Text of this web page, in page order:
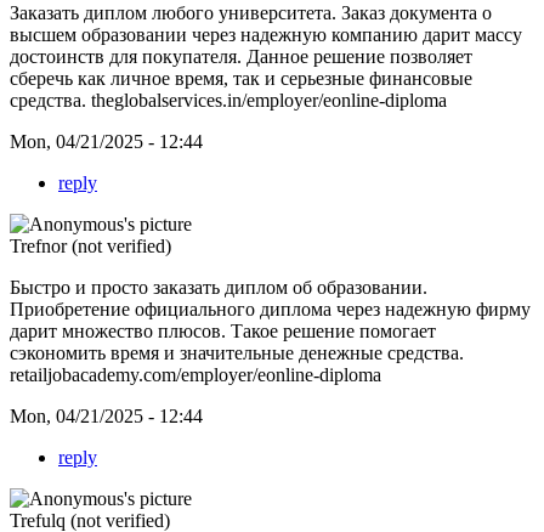
Заказать диплом любого университета. Заказ документа о
высшем образовании через надежную компанию дарит массу
достоинств для покупателя. Данное решение позволяет
сберечь как личное время, так и серьезные финансовые
средства. theglobalservices.in/employer/eonline-diploma
Mon, 04/21/2025 - 12:44
reply
Trefnor (not verified)
Быстро и просто заказать диплом об образовании.
Приобретение официального диплома через надежную фирму
дарит множество плюсов. Такое решение помогает
сэкономить время и значительные денежные средства.
retailjobacademy.com/employer/eonline-diploma
Mon, 04/21/2025 - 12:44
reply
Trefulq (not verified)